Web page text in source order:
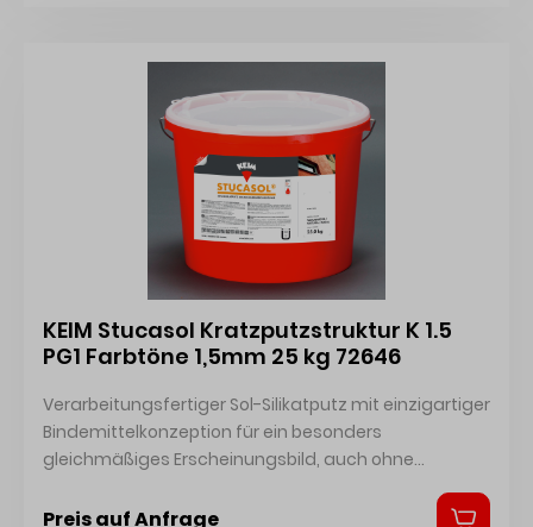
KEIM Stucasol Kratzputzstruktur K 1.5
PG1 Farbtöne 1,5mm 25 kg 72646
Verarbeitungsfertiger Sol-Silikatputz mit einzigartiger
Bindemittelkonzeption für ein besonders
gleichmäßiges Erscheinungsbild, auch ohne
Preis auf Anfrage